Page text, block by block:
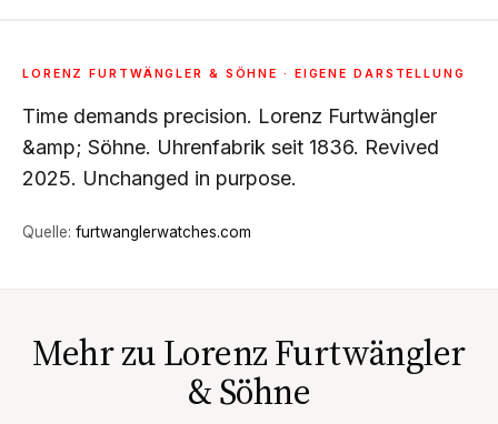
LORENZ FURTWÄNGLER & SÖHNE · EIGENE DARSTELLUNG
Time demands precision. Lorenz Furtwängler
&amp; Söhne. Uhrenfabrik seit 1836. Revived
2025. Unchanged in purpose.
Quelle: furtwanglerwatches.com
Mehr zu Lorenz Furtwängler
& Söhne